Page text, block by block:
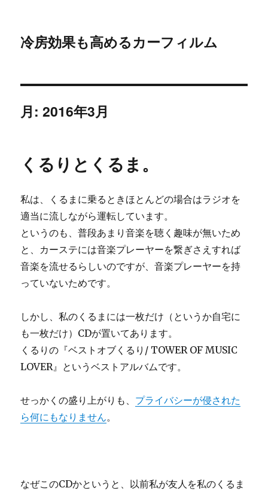
冷房効果も高めるカーフィルム
月:2016年3月
くるりとくるま。
私は、くるまに乗るときほとんどの場合はラジオを
適当に流しながら運転しています。
というのも、普段あまり音楽を聴く趣味が無いため
と、カーステには音楽プレーヤーを繋ぎさえすれば
音楽を流せるらしいのですが、音楽プレーヤーを持
っていないためです。
しかし、私のくるまには一枚だけ（というか自宅に
も一枚だけ）CDが置いてあります。
くるりの『ベストオブくるり/ TOWER OF MUSIC
LOVER』というベストアルバムです。
せっかくの盛り上がりも、 プライバシーが侵された
ら何にもなりません。
なぜこのCDかというと、以前私が友人を私のくるま